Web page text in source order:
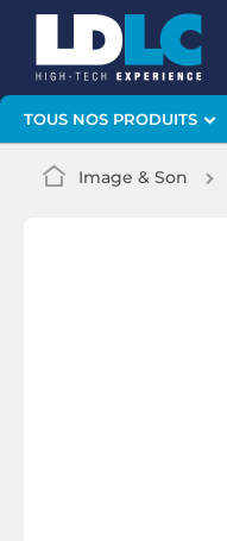
TOUS NOS PRODUITS
Image & Son